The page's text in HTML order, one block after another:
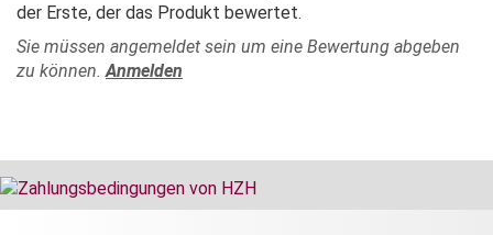
der Erste, der das Produkt bewertet.
Sie müssen angemeldet sein um eine Bewertung abgeben
zu können. Anmelden